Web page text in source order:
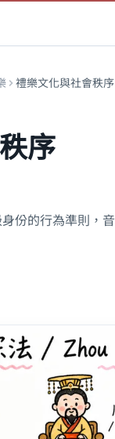
禮樂文化與社會秩序
序
的行為準則，